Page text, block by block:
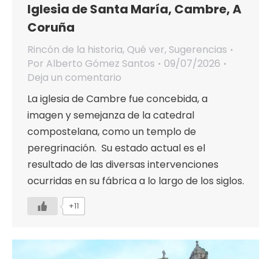
Iglesia de Santa María, Cambre, A
Coruña
Rincón de la historia, Qué ver, Sugerencias
Por Alberto Gómez Santos
09/07/2026
Deja un comentario
La iglesia de Cambre fue concebida, a
imagen y semejanza de la catedral
compostelana, como un templo de
peregrinación. Su estado actual es el
resultado de las diversas intervenciones
ocurridas en su fábrica a lo largo de los siglos.
+11